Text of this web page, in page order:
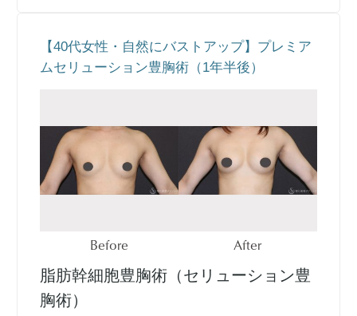
【40代女性・自然にバストアップ】プレミア
ムセリューション豊胸術（1年半後）
Before After
脂肪幹細胞豊胸術（セリューション豊
胸術）